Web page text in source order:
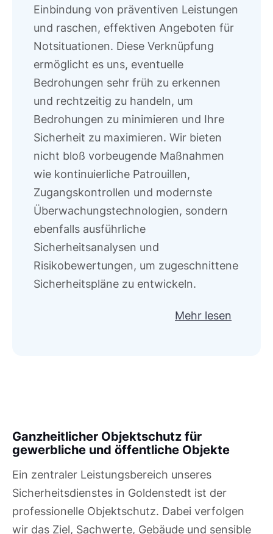
Einbindung von präventiven Leistungen
und raschen, effektiven Angeboten für
Notsituationen. Diese Verknüpfung
ermöglicht es uns, eventuelle
Bedrohungen sehr früh zu erkennen
und rechtzeitig zu handeln, um
Bedrohungen zu minimieren und Ihre
Sicherheit zu maximieren. Wir bieten
nicht bloß vorbeugende Maßnahmen
wie kontinuierliche Patrouillen,
Zugangskontrollen und modernste
Überwachungstechnologien, sondern
ebenfalls ausführliche
Sicherheitsanalysen und
Risikobewertungen, um zugeschnittene
Sicherheitspläne zu entwickeln.
Mehr lesen
Ganzheitlicher Objektschutz für
gewerbliche und öffentliche Objekte
Ein zentraler Leistungsbereich unseres
Sicherheitsdienstes in Goldenstedt ist der
professionelle Objektschutz. Dabei verfolgen
wir das Ziel, Sachwerte, Gebäude und sensible